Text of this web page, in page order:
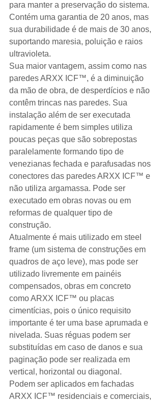
para manter a preservação do sistema.
Contém uma garantia de 20 anos, mas
sua durabilidade é de mais de 30 anos,
suportando maresia, poluição e raios
ultravioleta.
Sua maior vantagem, assim como nas
paredes ARXX ICF™, é a diminuição
da mão de obra, de desperdícios e não
contêm trincas nas paredes. Sua
instalação além de ser executada
rapidamente é bem simples utiliza
poucas peças que são sobrepostas
paralelamente formando tipo de
venezianas fechada e parafusadas nos
conectores das paredes ARXX ICF™ e
não utiliza argamassa. Pode ser
executado em obras novas ou em
reformas de qualquer tipo de
construção.
Atualmente é mais utilizado em steel
frame (um sistema de construções em
quadros de aço leve), mas pode ser
utilizado livremente em painéis
compensados, obras em concreto
como ARXX ICF™ ou placas
cimentícias, pois o único requisito
importante é ter uma base aprumada e
nivelada. Suas réguas podem ser
substituídas em caso de danos e sua
paginação pode ser realizada em
vertical, horizontal ou diagonal.
Podem ser aplicados em fachadas
ARXX ICF™ residenciais e comerciais,